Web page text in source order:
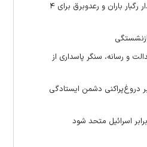
هواشناسی ۱۴۰۵/۰۵/۱۷؛ هشدار رگبار باران و رعدوبرق برای ۴
و رسانه، سنگر پاسداری از
دروغ‌پراکنی دشمن ایستادگی
اسرائیل متحد شود